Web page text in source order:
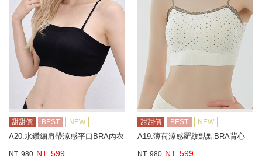
甜甜價 BEST NEW
A20.水鑽細肩帶涼感平口BRA內衣
NT. 980 NT. 599
甜甜價 BEST NEW
A19.薄荷涼感羅紋點點BRA背心
NT. 980 NT. 599